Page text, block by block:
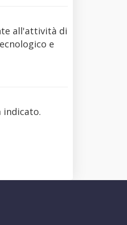
all'attività di
e
indicato.